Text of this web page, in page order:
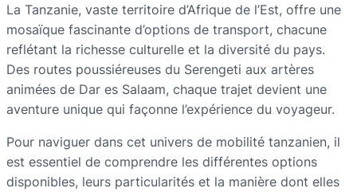
La Tanzanie, vaste territoire d’Afrique de l’Est, offre une
mosaïque fascinante d’options de transport, chacune
reflétant la richesse culturelle et la diversité du pays.
Des routes poussiéreuses du Serengeti aux artères
animées de Dar es Salaam, chaque trajet devient une
aventure unique qui façonne l’expérience du voyageur.
Pour naviguer dans cet univers de mobilité tanzanien, il
est essentiel de comprendre les différentes options
disponibles, leurs particularités et la manière dont elles